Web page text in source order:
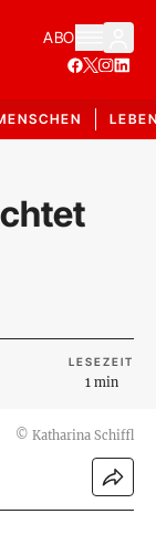
ABO
LESEZEIT
1 min
© Katharina Schiffl